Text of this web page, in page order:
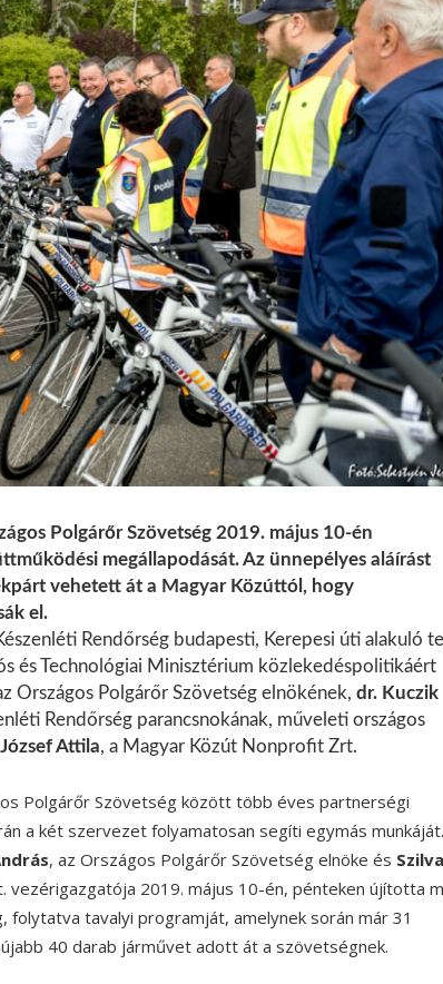
Polgárőr Szövetség 2019. május 10-én
megállapodását. Az ünnepélyes aláírást
vehetett át a Magyar Közúttól, hogy
el.
Rendőrség budapesti, Kerepesi úti alakuló
és Technológiai Minisztérium közlekedéspolitikáért
Országos Polgárőr Szövetség elnökének, dr. Kuczik
Rendőrség parancsnokának, műveleti országos
Attila, a Magyar Közút Nonprofit Zrt.
Polgárőr Szövetség között több éves partnerségi
a két szervezet folyamatosan segíti egymás
, az Országos Polgárőr Szövetség elnöke és
vezérigazgatója 2019. május 10-én, pénteken újította
folytatva tavalyi programját, amelynek során már 31
40 darab járművet adott át a szövetségnek.